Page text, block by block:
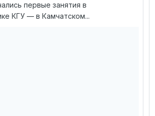
первые занятия в
КГУ — в Камчатском...